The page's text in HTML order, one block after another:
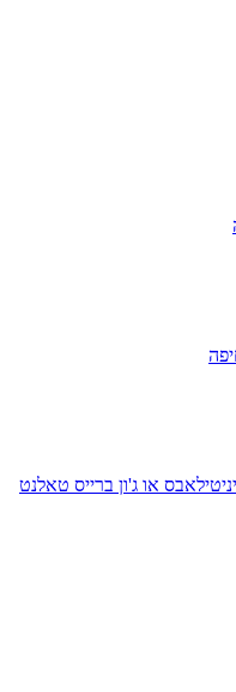
או ג'ון ברייס טאלנט